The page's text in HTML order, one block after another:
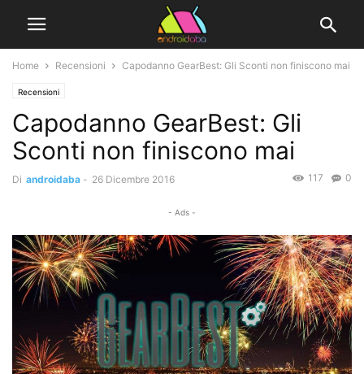
Home Recensioni Capodanno GearBest: Gli Sconti non finiscono mai
Recensioni
Capodanno GearBest: Gli
Sconti non finiscono mai
Di androidaba - 26 Dicembre 2016 0
117
- Ads -